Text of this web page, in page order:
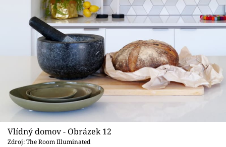
Vlídný domov - Obrázek 12
Zdroj: The Room Illuminated